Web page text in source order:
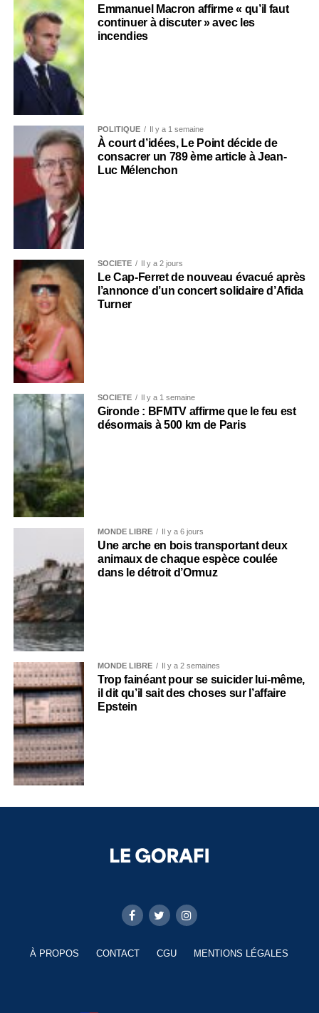
Emmanuel Macron affirme « qu’il faut
continuer à discuter » avec les
incendies
POLITIQUE Il y a 1 semaine
À court d’idées, Le Point décide de
consacrer un 789 ème article à Jean-
Luc Mélenchon
SOCIÉTÉ Il y a 2 jours
Le Cap-Ferret de nouveau évacué après
l’annonce d’un concert solidaire d’Afida
Turner
SOCIÉTÉ Il y a 1 semaine
Gironde : BFMTV affirme que le feu est
désormais à 500 km de Paris
MONDE LIBRE Il y a 6 jours
Une arche en bois transportant deux
animaux de chaque espèce coulée
dans le détroit d’Ormuz
MONDE LIBRE Il y a 2 semaines
Trop fainéant pour se suicider lui-même,
il dit qu’il sait des choses sur l’affaire
Epstein
À PROPOS CONTACT CGU MENTIONS LÉGALES